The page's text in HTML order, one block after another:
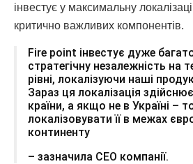
інвестує у максимальну
критично важливих компонентів.
Fire point інвестує дуже
стратегічну незалежність на
рівні, локалізуючи наші
Зараз ця локалізація
країни, а якщо не в Україні –
локалізовувати її в межах
континенту
– зазначила CEO компанії.